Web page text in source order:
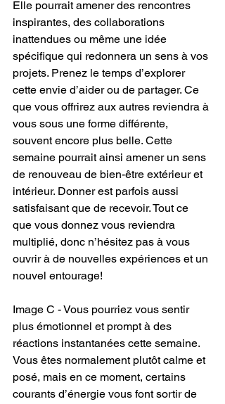
Elle pourrait amener des rencontres
inspirantes, des collaborations
inattendues ou même une idée
spécifique qui redonnera un sens à vos
projets. Prenez le temps d’explorer
cette envie d’aider ou de partager. Ce
que vous offrirez aux autres reviendra à
vous sous une forme différente,
souvent encore plus belle. Cette
semaine pourrait ainsi amener un sens
de renouveau de bien-être extérieur et
intérieur. Donner est parfois aussi
satisfaisant que de recevoir. Tout ce
que vous donnez vous reviendra
multiplié, donc n’hésitez pas à vous
ouvrir à de nouvelles expériences et un
nouvel entourage!
Image C - Vous pourriez vous sentir
plus émotionnel et prompt à des
réactions instantanées cette semaine.
Vous êtes normalement plutôt calme et
posé, mais en ce moment, certains
courants d’énergie vous font sortir de